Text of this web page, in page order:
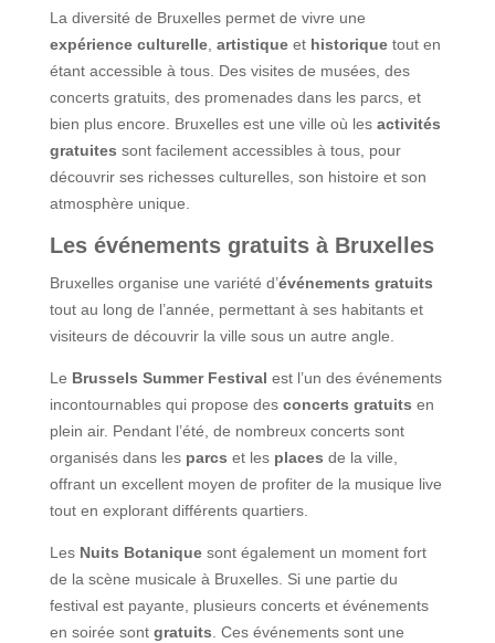
La diversité de Bruxelles permet de vivre une
expérience culturelle, artistiqueet historiquetout en
étant accessible à tous. Des visites de musées, des
concerts gratuits, des promenades dans les parcs, et
bien plus encore. Bruxelles est une ville où les activités
gratuites sont facilement accessibles à tous, pour
découvrir ses richesses culturelles, son histoire et son
atmosphère unique.
Les événements gratuits à Bruxelles
Bruxelles organise une variété d’événements gratuits
tout au long de l’année, permettant à ses habitants et
visiteurs de découvrir la ville sous un autre angle.
Le Brussels Summer Festival est l’un des événements
incontournables qui propose des concerts gratuits en
plein air. Pendant l’été, de nombreux concerts sont
organisés dans les parcs et les places de la ville,
offrant un excellent moyen de profiter de la musique live
tout en explorant différents quartiers.
Les Nuits Botaniquesont également un moment fort
de la scène musicale à Bruxelles. Si une partie du
festival est payante, plusieurs concerts et événements
en soirée sont gratuits . Ces événements sont une